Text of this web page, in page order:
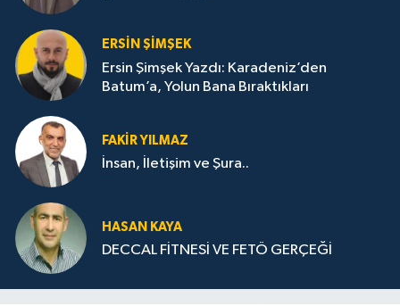
ERSIN ŞIMŞEK
Ersin Şimşek Yazdı: Karadeniz’den
Batum’a, Yolun Bana Bıraktıkları
FAKIR YILMAZ
İnsan, İletişim ve Şura..
HASAN KAYA
DECCAL FİTNESİ VE FETÖ GERÇEĞİ